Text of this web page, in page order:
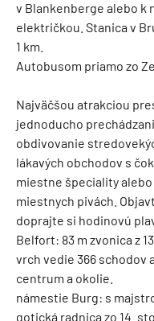
v Blankenberge alebo k
električkou. Stanica v
1 km.
Autobusom priamo zo
Najväčšou atrakciou
jednoducho
obdivovanie
lákavých obchodov s
miestne špeciality
miestnych pivách.
doprajte si hodinovú
Belfort: 83 m zvonica z
vrch vedie 366 schodov
centrum a okolie.
námestie Burg: s
gotická radnica zo 14.